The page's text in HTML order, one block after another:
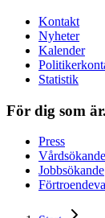
Kontakt
Nyheter
Kalender
Statistik
För dig som
Press
Vårdsökande
Jobbsökande